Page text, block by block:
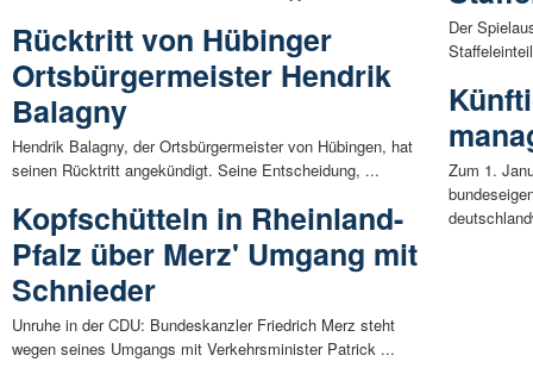
Rücktritt von Hübinger
Ortsbürgermeister Hendrik
Balagny
Hendrik Balagny, der Ortsbürgermeister von Hübingen, hat
seinen Rücktritt angekündigt. Seine Entscheidung, ...
Kopfschütteln in Rheinland-
Pfalz über Merz' Umgang mit
Schnieder
Unruhe in der CDU: Bundeskanzler Friedrich Merz steht
wegen seines Umgangs mit Verkehrsminister Patrick ...
Der
Zum 1.